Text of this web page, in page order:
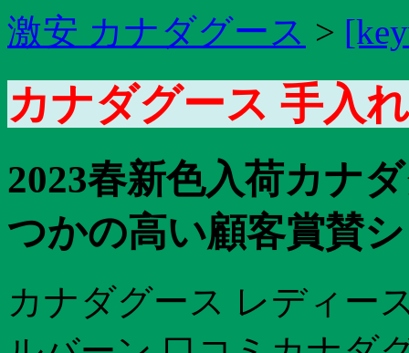
激安 カナダグース >
カナダグース 手入
2023春新色入荷カナ
つかの高い顧客賞賛
カナダグース レディー